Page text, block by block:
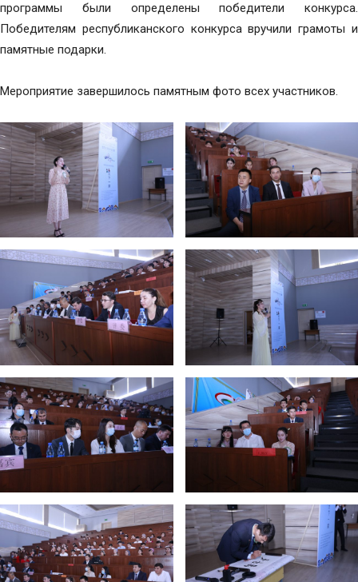
программы были определены победители конкурса.
Победителям республиканского конкурса вручили грамоты и
памятные подарки.
Мероприятие завершилось памятным фото всех участников.